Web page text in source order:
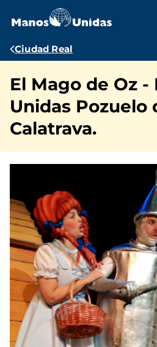
contenido
Ruta
navegación
Ciudad Real
El Mago de Oz -
Unidas Pozuelo
Calatrava.